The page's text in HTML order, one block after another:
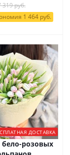
319 руб.
1 464 руб.
ДОСТАВКА
бело-розовых